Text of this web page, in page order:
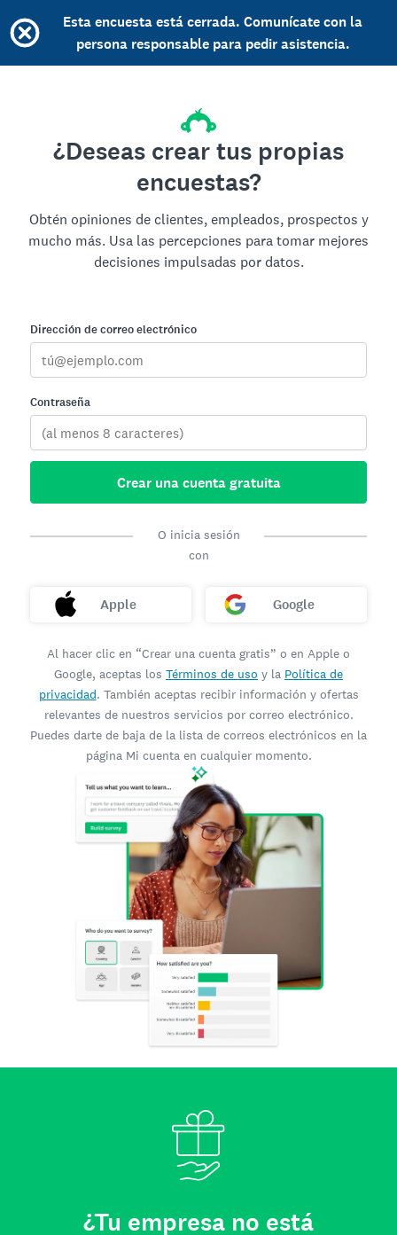
Esta encuesta está cerrada. Comunícate con la
persona responsable para pedir asistencia.
¿Deseas crear tus propias
encuestas?
Obtén opiniones de clientes, empleados, prospectos y
mucho más. Usa las percepciones para tomar mejores
decisiones impulsadas por datos.
Dirección de correo electrónico
Contraseña
Crear una cuenta gratuita
O inicia sesión
con
Apple Google
Al hacer clic en “Crear una cuenta gratis” o en Apple o
Google, aceptas los Términos de uso y la Política de
privacidad. También aceptas recibir información y ofertas
relevantes de nuestros servicios por correo electrónico.
Puedes darte de baja de la lista de correos electrónicos en la
página Mi cuenta en cualquier momento.
¿Tu empresa no está